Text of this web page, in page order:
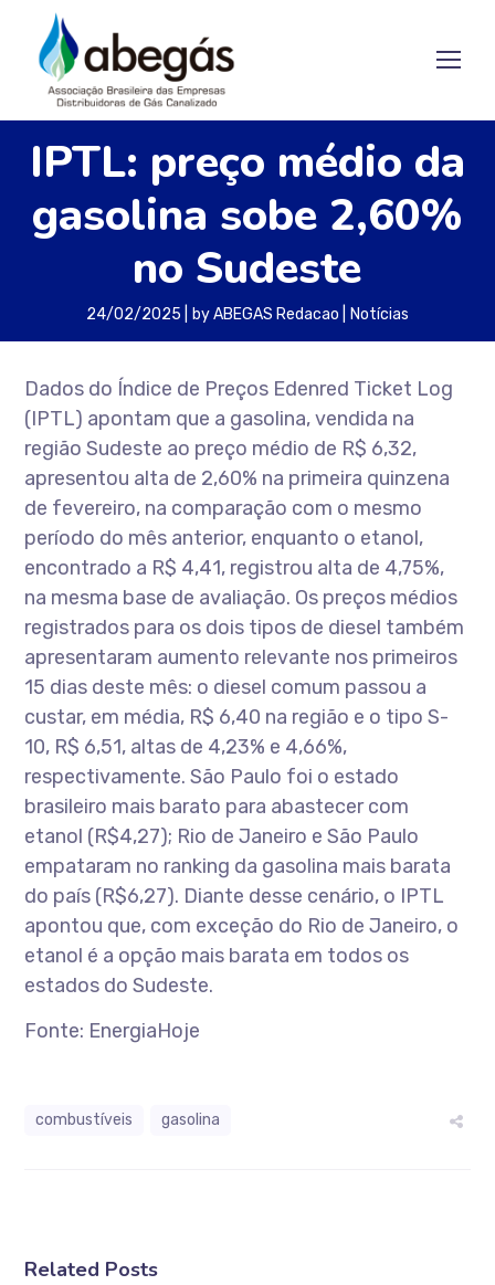
IPTL: preço médio da
gasolina sobe 2,60%
no Sudeste
24/02/2025 byABEGAS Redacao Notícias
Dados do Índice de Preços Edenred Ticket Log
(IPTL) apontam que a gasolina, vendida na
região Sudeste ao preço médio de R$ 6,32,
apresentou alta de 2,60% na primeira quinzena
de fevereiro, na comparação com o mesmo
período do mês anterior, enquanto o etanol,
encontrado a R$ 4,41, registrou alta de 4,75%,
na mesma base de avaliação. Os preços médios
registrados para os dois tipos de diesel também
apresentaram aumento relevante nos primeiros
15 dias deste mês: o diesel comum passou a
custar, em média, R$ 6,40 na região e o tipo S-
10, R$ 6,51, altas de 4,23% e 4,66%,
respectivamente. São Paulo foi o estado
brasileiro mais barato para abastecer com
etanol (R$4,27); Rio de Janeiro e São Paulo
empataram no ranking da gasolina mais barata
do país (R$6,27). Diante desse cenário, o IPTL
apontou que, com exceção do Rio de Janeiro, o
etanol é a opção mais barata em todos os
estados do Sudeste.
Fonte: EnergiaHoje
combustíveis gasolina
Related Posts